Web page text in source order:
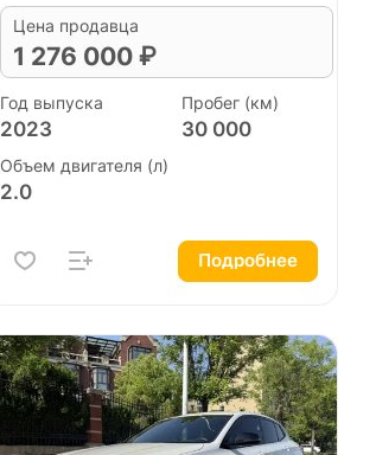
Цена продавца
1 276 000 ₽
Год выпуска
2023
Пробег (км)
30 000
Объем двигателя (л)
2.0
Подробнее